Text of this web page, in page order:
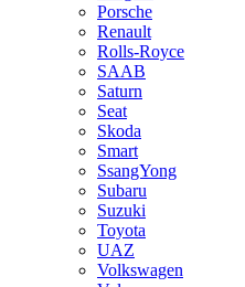
Porsche
Renault
Rolls-Royce
SAAB
Saturn
Seat
Skoda
Smart
SsangYong
Subaru
Suzuki
Toyota
UAZ
Volkswagen